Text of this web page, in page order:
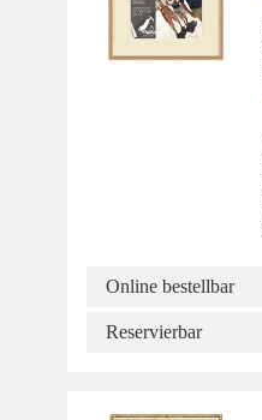
Online bestellbar
Reservierbar